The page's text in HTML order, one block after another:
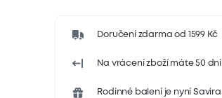
Doručení zdarma od 1599 Kč
Na vrácení zboží máte 50 dní
Rodinné balení je nyní Savira